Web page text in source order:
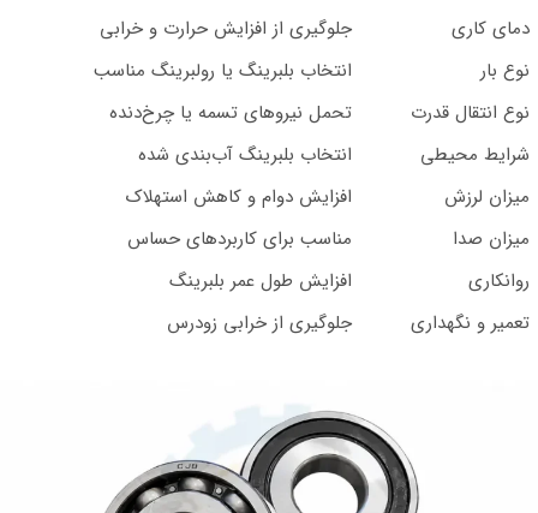
دمای کاری
جلوگیری از افزایش حرارت و خرابی
نوع بار
انتخاب بلبرینگ یا رولبرینگ مناسب
نوع انتقال قدرت
تحمل نیروهای تسمه یا چرخ‌دنده
شرایط محیطی
انتخاب بلبرینگ آب‌بندی شده
میزان لرزش
افزایش دوام و کاهش استهلاک
میزان صدا
مناسب برای کاربردهای حساس
روانکاری
افزایش طول عمر بلبرینگ
تعمیر و نگهداری
جلوگیری از خرابی زودرس